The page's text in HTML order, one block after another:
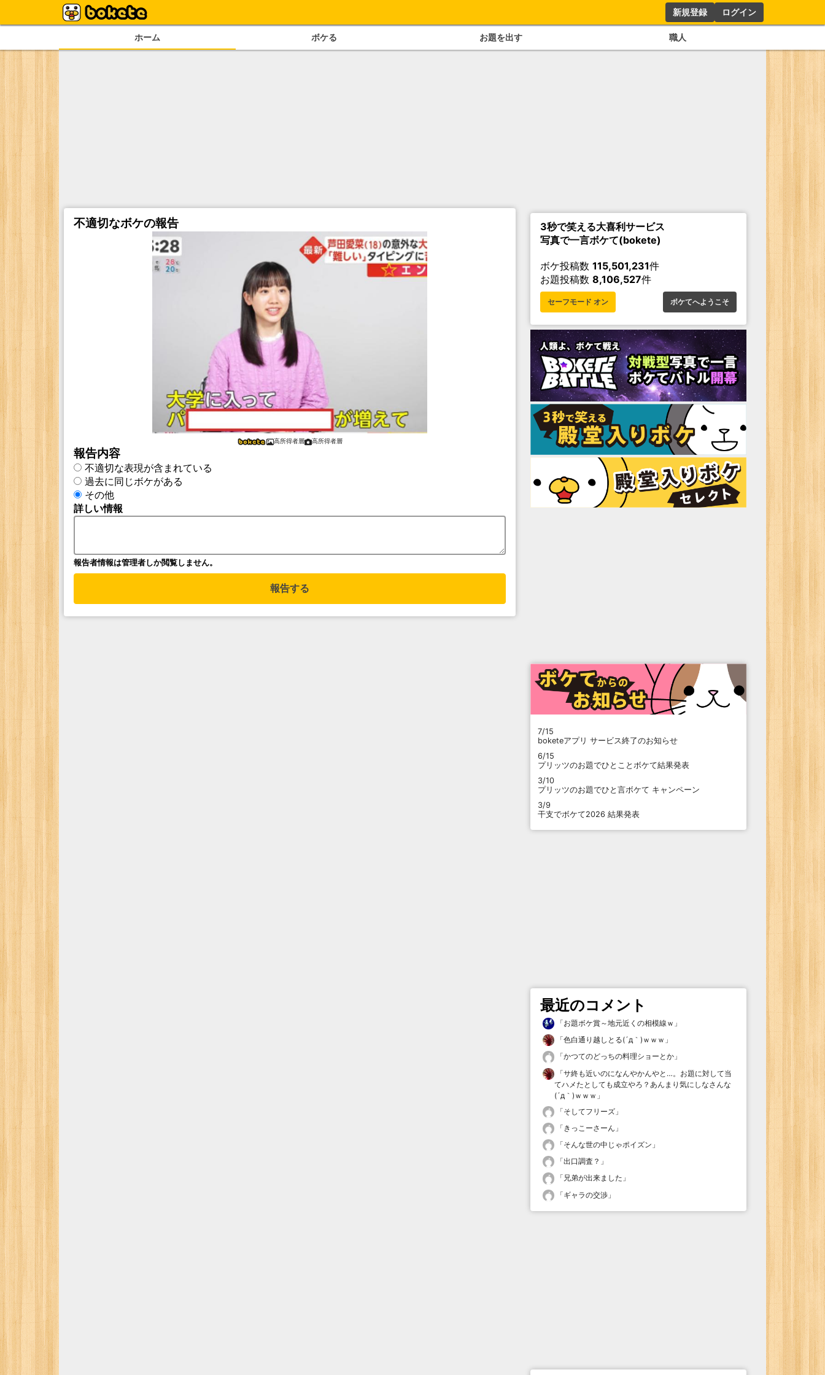
新規登録 ログイン
ホーム ボケる お題を出す 職人
不適切なボケの報告
高所得者層 高所得者層
報告内容
不適切な表現が含まれている
過去に同じボケがある
その他
詳しい情報
報告者情報は管理者しか閲覧しません。
報告する
3秒で笑える大喜利サービス
写真で一言ボケて(bokete)
ボケ投稿数 115,501,231件
お題投稿数 8,106,527件
セーフモード オン ボケてへようこそ
7/15
boketeアプリ サービス終了のお知らせ
6/15
プリッツのお題でひとことボケて結果発表
3/10
プリッツのお題でひと言ボケて キャンペーン
3/9
干支でボケて2026 結果発表
最近のコメント
「お題ボケ賞～地元近くの相模線ｗ 」
「色白通り越しとる(´д｀)ｗｗｗ 」
「かつてのどっちの料理ショーとか 」
「サ終も近いのになんやかんやと…。お題に対して当
てハメたとしても成立やろ？あんまり気にしなさんな
(´д｀)ｗｗｗ 」
「そしてフリーズ 」
「 きっこーさーん 」
「そんな世の中じゃポイズン 」
「出口調査？ 」
「 兄弟が出来ました 」
「ギャラの交渉 」